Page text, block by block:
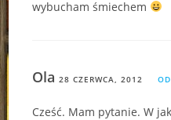
wybucham śmiechem
Ola28 CZERWCA, 2012
Cześć. Mam pytanie. W